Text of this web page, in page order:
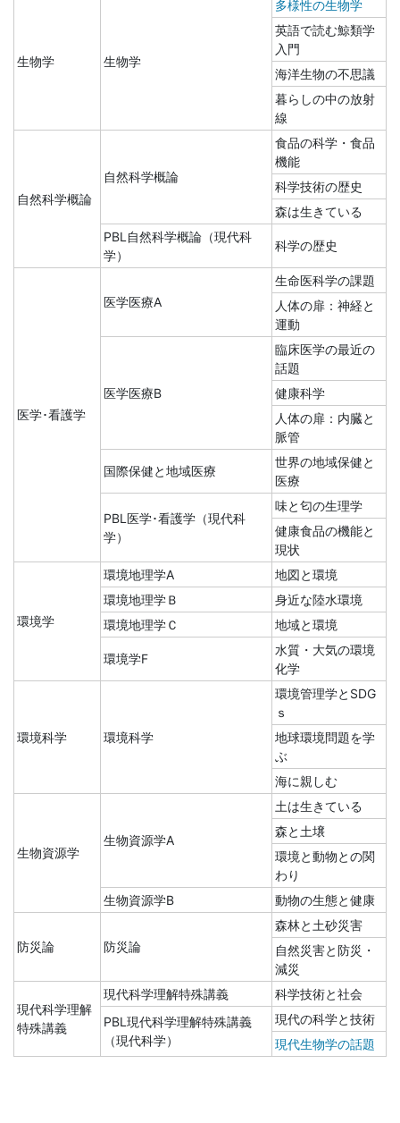
生物学 生物学
多様性の生物学
英語で読む鯨類学
入門
海洋生物の不思議
暮らしの中の放射
線
自然科学概論
自然科学概論
食品の科学・食品
機能
科学技術の歴史
森は生きている
PBL自然科学概論（現代科
学）
科学の歴史
医学･看護学
医学医療A
生命医科学の課題
人体の扉：神経と
運動
医学医療B
臨床医学の最近の
話題
健康科学
人体の扉：内臓と
脈管
国際保健と地域医療
世界の地域保健と
医療
PBL医学･看護学（現代科
学）
味と匂の生理学
健康食品の機能と
現状
環境学
環境地理学A
地図と環境
環境地理学Ｂ
身近な陸水環境
環境地理学Ｃ
地域と環境
環境学F
水質・大気の環境
化学
環境科学 環境科学
環境管理学とSDG
ｓ
地球環境問題を学
ぶ
海に親しむ
生物資源学
生物資源学A
土は生きている
森と土壌
環境と動物との関
わり
生物資源学B
動物の生態と健康
防災論 防災論
森林と土砂災害
自然災害と防災・
減災
現代科学理解
特殊講義
現代科学理解特殊講義
科学技術と社会
PBL現代科学理解特殊講義
（現代科学）
現代の科学と技術
現代生物学の話題